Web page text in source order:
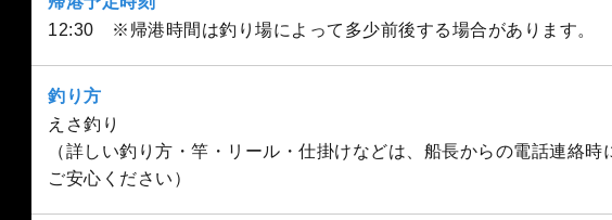
12:30 ※帰港時間は釣り場によって多少前後する場合があります。
釣り方
えさ釣り
（詳しい釣り方・竿・リール・仕掛けなどは、船長からの電話連絡時
ご安心ください）